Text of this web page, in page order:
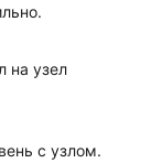
на узел
с узлом.